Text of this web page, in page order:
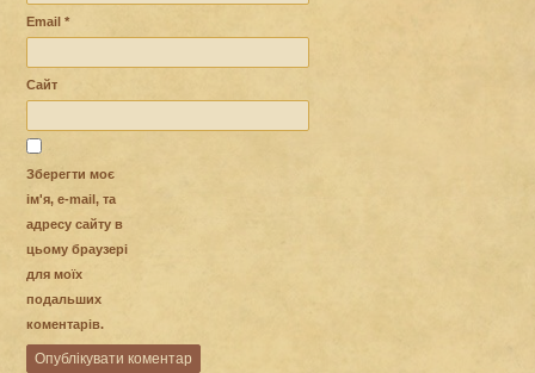
Email *
Сайт
Зберегти моє
ім'я, e-mail, та
адресу сайту в
цьому браузері
для моїх
подальших
коментарів.